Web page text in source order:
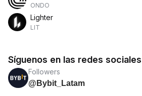
ONDO
Lighter
LIT
Síguenos en las redes sociales
Followers
@Bybit_Latam